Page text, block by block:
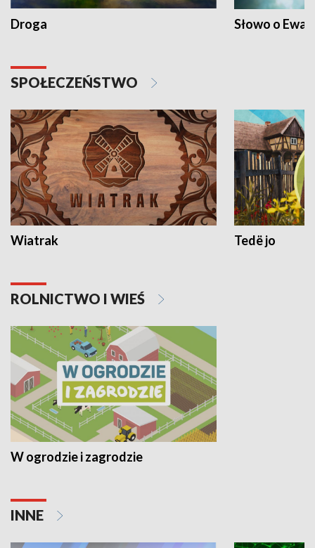
Droga Słowo o
SPOŁECZEŃSTWO
Wiatrak Tedë jo
ROLNICTWO I WIEŚ
W ogrodzie i zagrodzie
INNE